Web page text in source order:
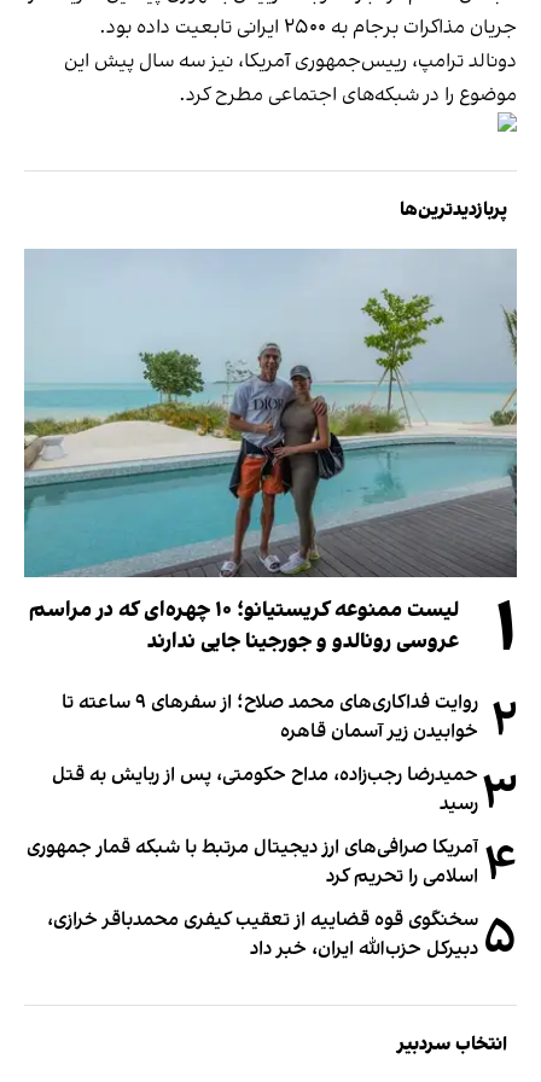
جریان مذاکرات برجام به ۲۵۰۰ ایرانی تابعیت داده بود.
دونالد ترامپ، رییس‌جمهوری آمریکا، نیز سه سال پیش این
موضوع را در شبکه‌های اجتماعی مطرح کرد.
پربازدیدترین‌ها
۱
لیست ممنوعه کریستیانو؛ ۱۰ چهره‌ای که در مراسم
عروسی رونالدو و جورجینا جایی ندارند
۲
روایت فداکاری‌های محمد صلاح؛ از سفرهای ۹ ساعته تا
خوابیدن زیر آسمان قاهره
۳ حمیدرضا رجب‌زاده، مداح حکومتی، پس از ربایش به قتل
رسید
۴ آمریکا صرافی‌های ارز دیجیتال مرتبط با شبکه قمار جمهوری
اسلامی را تحریم کرد
۵ سخنگوی قوه قضاییه از تعقیب کیفری محمدباقر خرازی،
دبیر‌کل حزب‌الله ایران، خبر داد
انتخاب سردبیر